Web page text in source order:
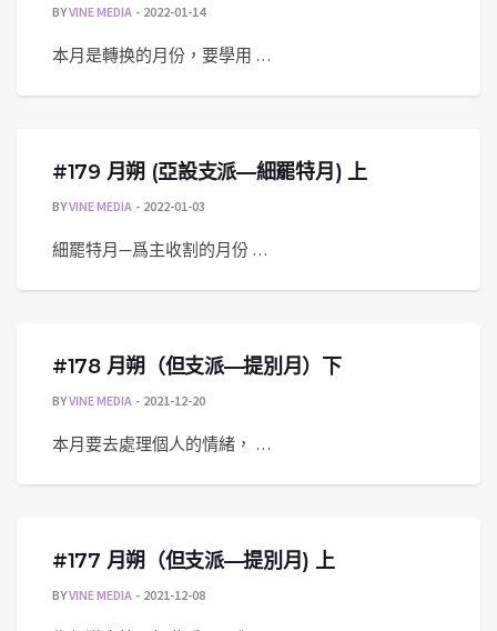
BYVINE MEDIA 2022-01-14
本月是轉换的月份，要學用 …
#179 月朔 (亞設支派—細罷特月) 上
BYVINE MEDIA 2022-01-03
細罷特月—爲主收割的月份 …
#178 月朔（但支派—提別月）下
BYVINE MEDIA 2021-12-20
本月要去處理個人的情緒， …
#177 月朔（但支派—提別月) 上
BYVINE MEDIA 2021-12-08